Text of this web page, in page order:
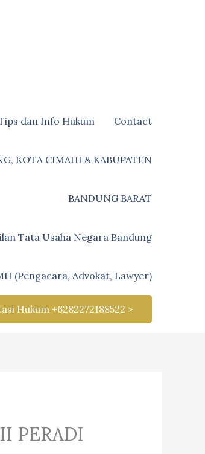
dan Info Hukum Contact
KOTA CIMAHI & KABUPATEN
BANDUNG BARAT
Tata Usaha Negara Bandung
(Pengacara, Advokat, Lawyer)
Hukum +6282272188522 >
PERADI